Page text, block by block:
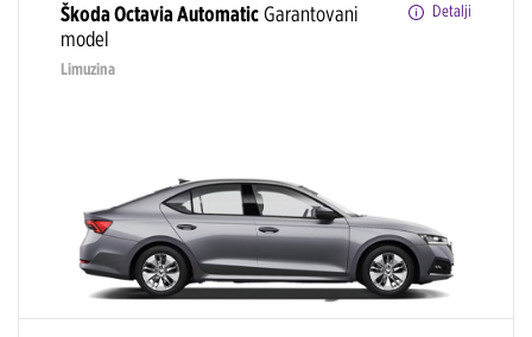
Škoda Octavia AutomaticGarantovani
model
Detalji
Limuzina